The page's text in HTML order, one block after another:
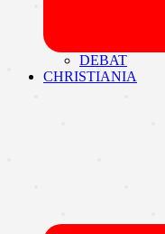
DEBAT
CHRISTIANIA